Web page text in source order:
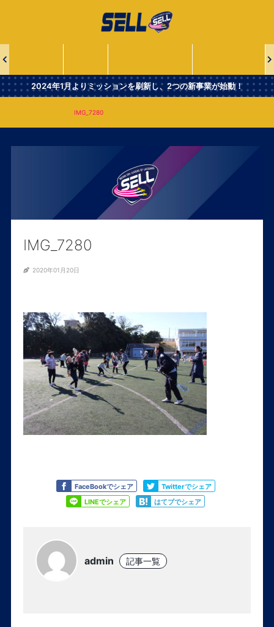
団
法
Second
Era
2024年1月よりミッションを刷新し、2つの新事業が始動！
IMG_7280
IMG_7280
2020年01月20日
FaceBookでシェア
Like Twitterでシェア
Tweet
LINEでシェア
Share はてブでシェア
Share
admin 記事一覧